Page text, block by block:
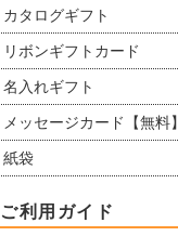
カタログギフト
リボンギフトカード
名入れギフト
メッセージカード【無料】
紙袋
ご利用ガイド